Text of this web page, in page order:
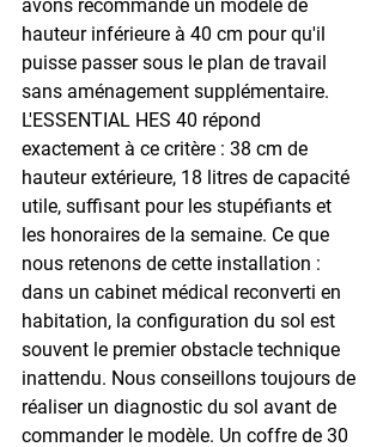
avons recommandé un modèle de
hauteur inférieure à 40 cm pour qu'il
puisse passer sous le plan de travail
sans aménagement supplémentaire.
L'ESSENTIAL HES 40 répond
exactement à ce critère : 38 cm de
hauteur extérieure, 18 litres de capacité
utile, suffisant pour les stupéfiants et
les honoraires de la semaine. Ce que
nous retenons de cette installation :
dans un cabinet médical reconverti en
habitation, la configuration du sol est
souvent le premier obstacle technique
inattendu. Nous conseillons toujours de
réaliser un diagnostic du sol avant de
commander le modèle. Un coffre de 30